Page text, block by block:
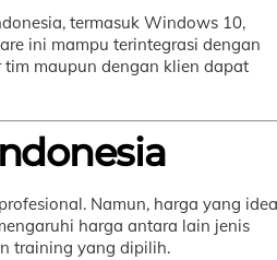
termasuk Windows 10,
ini mampu terintegrasi dengan
tim maupun dengan klien dapat
Namun, harga yang
harga antara lain jenis
training yang dipilih.